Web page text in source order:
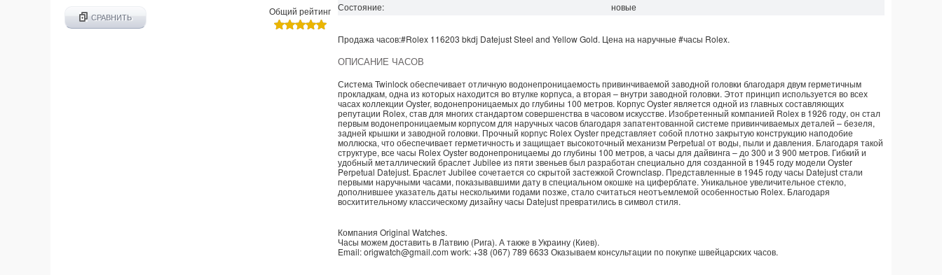
СРАВНИТЬ
Общий рейтинг Состояние:
новые
Продажа часов:#Rolex 116203 bkdj DatejustSteel and Yellow Gold. Цена на наручные #часы Rolex.
ОПИСАНИЕ ЧАСОВ
Система Twinlock обеспечивает отличную водонепроницаемость привинчиваемой заводной головки благодаря двум герметичным
прокладкам, одна из которых находится во втулке корпуса, а вторая – внутри заводной головки. Этот принцип используется во всех
часах коллекции Oyster, водонепроницаемых до глубины 100 метров. Корпус Oyster является одной из главных составляющих
репутации Rolex, став для многих стандартом совершенства в часовом искусстве. Изобретенный компанией Rolex в 1926 году, он стал
первым водонепроницаемым корпусом для наручных часов благодаря запатентованной системе привинчиваемых деталей – безеля,
задней крышки и заводной головки. Прочный корпус Rolex Oyster представляет собой плотно закрытую конструкцию наподобие
моллюска, что обеспечивает герметичность и защищает высокоточный механизм Perpetual от воды, пыли и давления. Благодаря такой
структуре, все часы Rolex Oyster водонепроницаемы до глубины 100 метров, а часы для дайвинга – до 300 и 3 900 метров. Гибкий и
удобный металлический браслет Jubilee из пяти звеньев был разработан специально для созданной в 1945 году модели Oyster
Perpetual Datejust. Браслет Jubilee сочетается со скрытой застежкой Crownclasp. Представленные в 1945 году часы Datejust стали
первыми наручными часами, показывавшими дату в специальном окошке на циферблате. Уникальное увеличительное стекло,
дополнившее указатель даты несколькими годами позже, стало считаться неотъемлемой особенностью Rolex. Благодаря
восхитительному классическому дизайну часы Datejust превратились в символ стиля.
Компания Original Watches.
Часы можем доставить в Латвию (Рига). А также вУкраину (Киев).
Email:origwatch@gmail.com work:+38 (067) 789 6633 Оказываем консультации по покупке швейцарских часов.